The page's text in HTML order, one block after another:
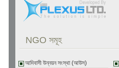
NGO সমূহ
আদিবাসী উন্নয়ন সংস্থা (আউস)